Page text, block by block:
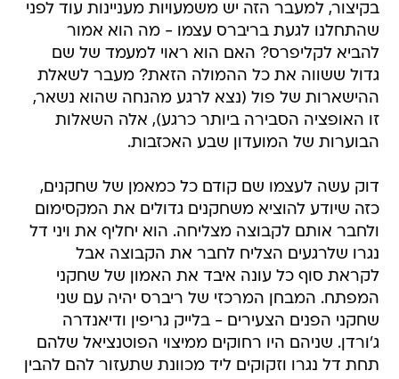
בקיצור, למעבר הזה יש משמעויות מעניינות עוד לפני
שהתחלנו לגעת בריברס עצמו - מה הוא אמור
להביא לקליפרס? האם הוא ראוי למעמד של שם
גדול ששווה את כל ההמולה הזאת? מעבר לשאלת
ההישארות של פול (נצא לרגע מהנחה שהוא נשאר,
זו האופציה הסבירה ביותר כרגע), אלה השאלות
הבוערות של המועדון שבע האכזבות.
דוק עשה לעצמו שם קודם כל כמאמן של שחקנים,
כזה שיודע להוציא משחקנים גדולים את המקסימום
ולחבר אותם לקבוצה מצליחה. הוא יחליף את ויני דל
נגרו שלרגעים הצליח לחבר את הקבוצה אבל
לקראת סוף כל עונה איבד את האמון של שחקני
המפתח. המבחן המרכזי של ריברס יהיה עם שני
שחקני הפנים הצעירים - בלייק גריפין ודיאנדרה
ג'ורדן. שניהם היו רחוקים ממיצוי הפוטנציאל שלהם
תחת דל נגרו וזקוקים ליד מכוונת שתעזור להם להבין